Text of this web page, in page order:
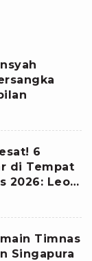
6
di Tempat
2026: Leo
Timnas
Singapura